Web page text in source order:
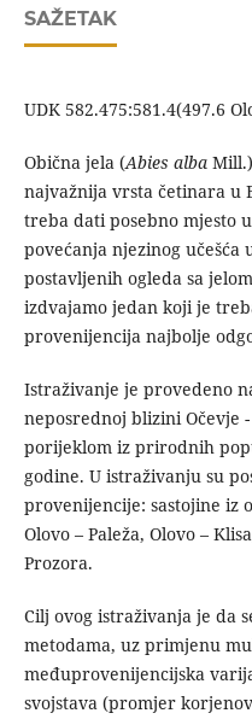
SAŽETAK
UDK 582.475:581.4(497.6
Obična jela (Abies alba
najvažnija vrsta četinara u
treba dati posebno mjesto
povećanja njezinog učešća
postavljenih ogleda sa
izdvajamo jedan koji je
provenijencija najbolje
Istraživanje je provedeno
neposrednoj blizini Očevje
porijeklom iz prirodnih
godine. U istraživanju su
provenijencije: sastojine iz
Olovo – Paleža, Olovo –
Prozora.
Cilj ovog istraživanja je da
metodama, uz primjenu
međuprovenijencijska
svojstava (promjer